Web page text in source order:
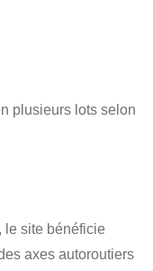
plusieurs lots selon
le site bénéficie
axes autoroutiers